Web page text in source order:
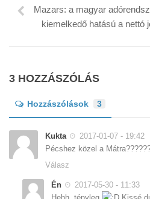
Mazars: a magyar
kiemelkedő hatású a nettó
3 HOZZÁSZÓLÁS
Hozzászólások 3
Kukta
2017-01-07 - 19:42
Pécshez közel a
Válasz
Én
2017-05-30 - 11:33